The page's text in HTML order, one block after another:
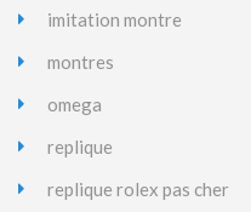
imitation montre
montres
omega
replique
replique rolex pas cher